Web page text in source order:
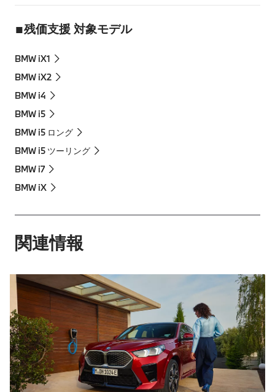
■残価支援 対象モデル
BMW iX1
BMW iX2
BMW i4
BMW i5
BMW i5 ロング
BMW i5 ツーリング
BMW i7
BMW iX
関連情報